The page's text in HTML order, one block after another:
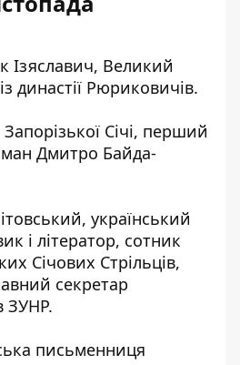
Ізяславич, Великий
династії Рюриковичів.
Січі, перший
Дмитро Байда-
український
і літератор, сотник
Січових Стрільців,
секретар
ЗУНР.
письменниця